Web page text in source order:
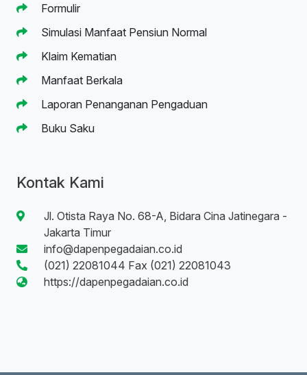
Formulir
Simulasi Manfaat Pensiun Normal
Klaim Kematian
Manfaat Berkala
Laporan Penanganan Pengaduan
Buku Saku
Kontak Kami
Jl. Otista Raya No. 68-A, Bidara Cina Jatinegara -
Jakarta Timur
info@dapenpegadaian.co.id
(021) 22081044 Fax (021) 22081043
https://dapenpegadaian.co.id